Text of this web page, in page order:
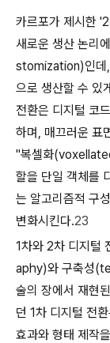
카르포가 제시한
새로운 생산 논리
stomization)인데,
으로 생산할 수 있
전환은 디지털 코
하며, 매끄러운 표
"복셀화
할을 단일 객체를
는 알고리즘적 구
변화시킨다.23
1차와 2차 디지털
aphy)와 구축성
술의 장에서 재현
던 1차 디지털 전
효과와 형태 제작